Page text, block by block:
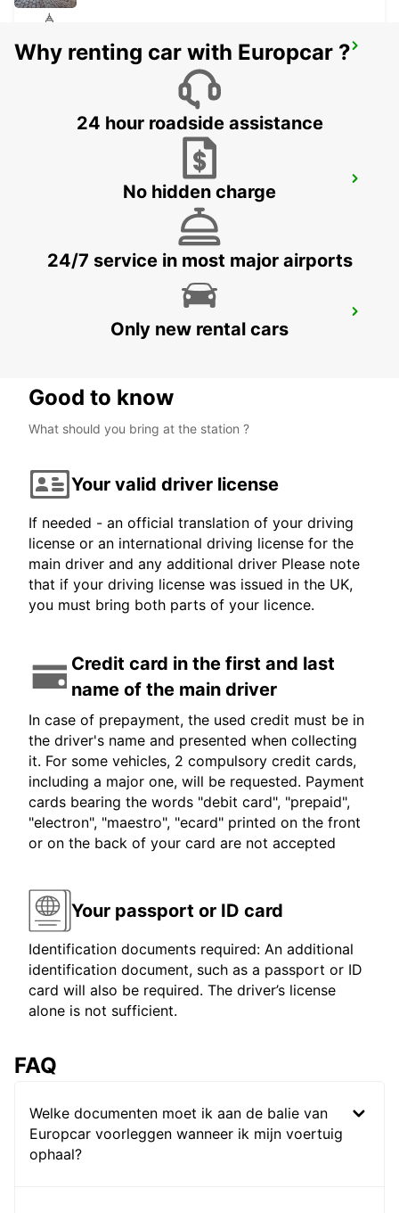
WAIBLINGEN
WAIBLINGEN - GERMANY
WÜRZBURG CENTRAAL STATION
WUERZBURG - GERMANY
WUERZBURG - GERMANY
Why renting car with Europcar ?
24 hour roadside assistance
No hidden charge
24/7 service in most major airports
Only new rental cars
Good to know
What should you bring at the station ?
Your valid driver license
If needed - an official translation of your driving
license or an international driving license for the
main driver and any additional driver Please note
that if your driving license was issued in the UK,
you must bring both parts of your licence.
Credit card in the first and last
name of the main driver
In case of prepayment, the used credit must be in
the driver's name and presented when collecting
it. For some vehicles, 2 compulsory credit cards,
including a major one, will be requested. Payment
cards bearing the words "debit card", "prepaid",
"electron", "maestro", "ecard" printed on the front
or on the back of your card are not accepted
Your passport or ID card
Identification documents required: An additional
identification document, such as a passport or ID
card will also be required. The driver’s license
alone is not sufficient.
FAQ
Welke documenten moet ik aan de balie van
Europcar voorleggen wanneer ik mijn voertuig
ophaal?